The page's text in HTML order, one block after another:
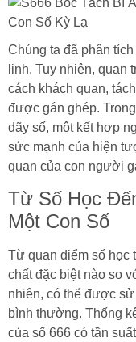
Chúng ta đã phân
linh. Tuy nhiên, quan
cách khách quan,
được gán ghép.
dãy số, một kết hợp
sức mạnh của hiện
quan của con người
Từ Số Học
Một Con Số
Từ quan điểm số học
chất đặc biệt nào so
nhiên, có thể được
bình thường. Thống
của số 666 có tần